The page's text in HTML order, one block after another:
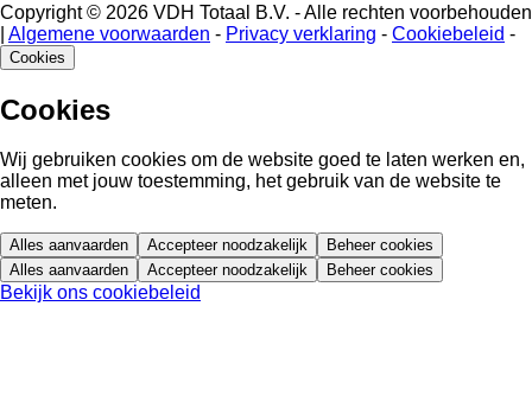
Copyright © 2026 VDH Totaal B.V. - Alle rechten voorbehouden
Algemene voorwaarden - Privacy verklaring - Cookiebeleid -
Cookies
Cookies
Wij gebruiken cookies om de website goed te laten werken en,
alleen met jouw toestemming, het gebruik van de website te
meten.
Alles aanvaarden Accepteer noodzakelijk
Beheer cookies
Alles aanvaarden
Accepteer noodzakelijk Beheer cookies
Bekijk ons cookiebeleid